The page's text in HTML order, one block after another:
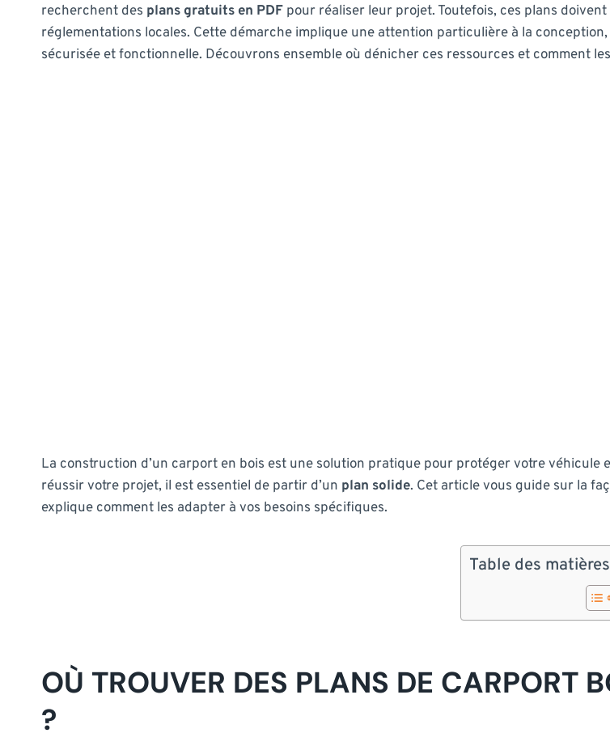
recherchent des plans gratuits en PDF pour réaliser leur projet. Toutefois, ces plans
réglementations locales. Cette démarche implique une attention particulière à la
sécurisée et fonctionnelle. Découvrons ensemble où dénicher ces ressources et comment
La construction d’un carport en bois est une solution pratique pour protéger votre
réussir votre projet, il est essentiel de partir d’un plan solide. Cet article vous guide sur la
explique comment les adapter à vos besoins spécifiques.
Table des matières
OÙ TROUVER DES PLANS DE CARPORT
?